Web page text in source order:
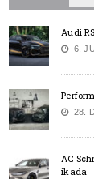
Audi
6.
28.
AC
ikada